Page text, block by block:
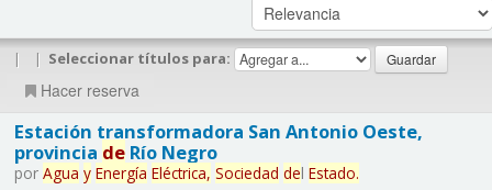
| | Seleccionar títulos para:
Hacer reserva
Estación transformadora San Antonio Oeste,
provincia deRío Negro
por Agua y Energía Eléctrica, Sociedad del Estado.